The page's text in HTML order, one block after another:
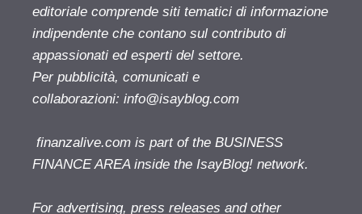
editoriale comprende siti tematici di informazione
indipendente che contano sul contributo di
appassionati ed esperti del settore.
Per pubblicità, comunicati e
collaborazioni: info@isayblog.com
finanzalive.com is part of the BUSINESS
FINANCE AREA inside the IsayBlog! network.
For advertising, press releases and other